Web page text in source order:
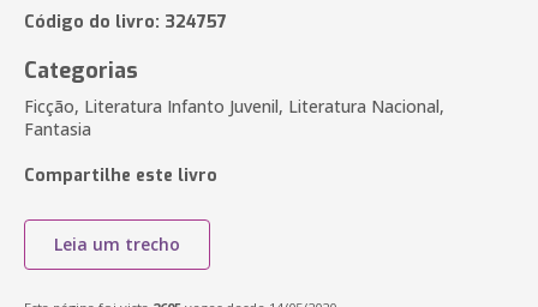
Código do livro: 324757
Categorias
Ficção, Literatura Infanto Juvenil, Literatura Nacional,
Fantasia
Compartilhe este livro
Leia um trecho